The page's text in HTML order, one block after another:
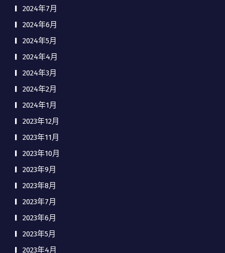
2024年7月
2024年6月
2024年5月
2024年4月
2024年3月
2024年2月
2024年1月
2023年12月
2023年11月
2023年10月
2023年9月
2023年8月
2023年7月
2023年6月
2023年5月
2023年4月